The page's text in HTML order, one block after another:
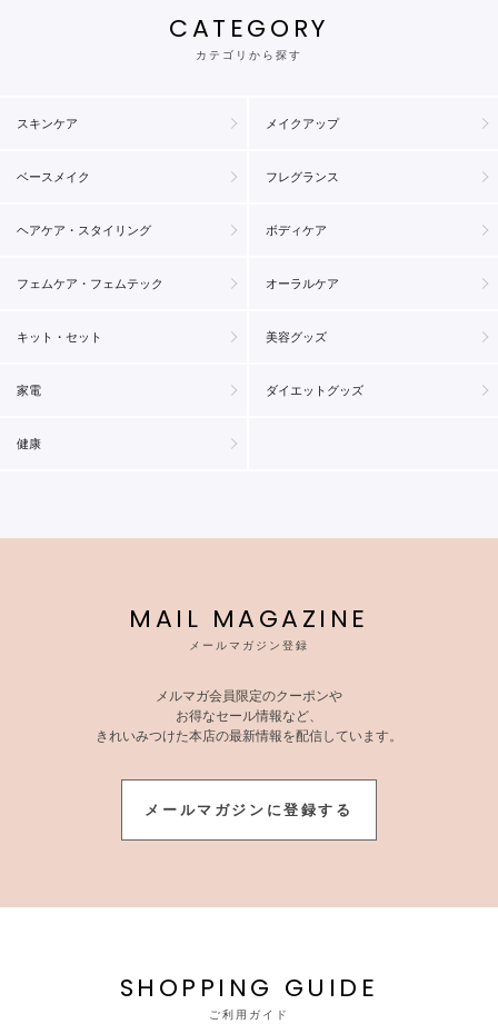
CATEGORY
カテゴリから探す
スキンケア メイクアップ
ベースメイク フレグランス
ヘアケア・スタイリング ボディケア
フェムケア・フェムテック オーラルケア
キット・セット 美容グッズ
家電 ダイエットグッズ
健康
MAIL MAGAZINE
メールマガジン登録
メルマガ会員限定のクーポンや
お得なセール情報など、
きれいみつけた本店の最新情報を配信しています。
メールマガジンに登録する
SHOPPING GUIDE
ご利用ガイド